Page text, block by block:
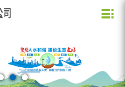
资质荣誉
企业理念
行业动态
公司形象
营业网点
用水小常识